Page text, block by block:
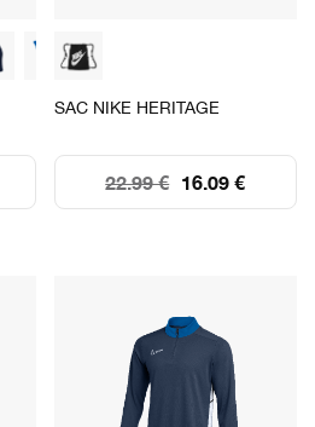
SAC NIKE HERITAGE
16.09 €
22.99 €